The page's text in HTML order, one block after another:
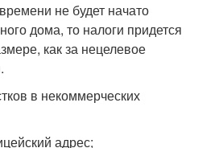
не будет начато
дома, то налоги придется
как за нецелевое
в некоммерческих
адрес;